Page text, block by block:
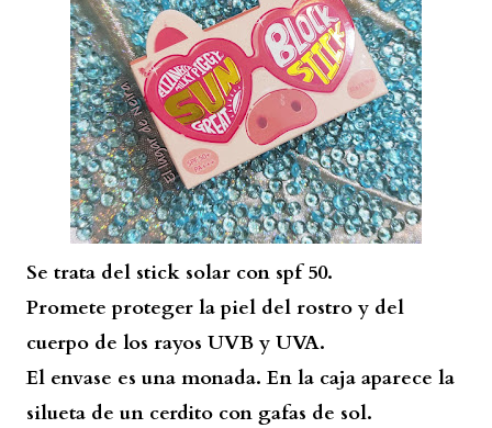
Se trata del stick solar con spf 50.
Promete proteger la piel del rostro y del
cuerpo de los rayos UVB y UVA.
El envase es una monada. En la caja aparece la
silueta de un cerdito con gafas de sol.